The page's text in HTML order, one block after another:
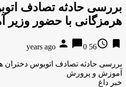
بررسی حادثه تصادف
هرمزگانی با حضور
bookmark
access_time
56 years ago
person chat_bubble0
بررسی حادثه تصادف اتوبوس دختران
آموزش و پرورش
خبر داغ